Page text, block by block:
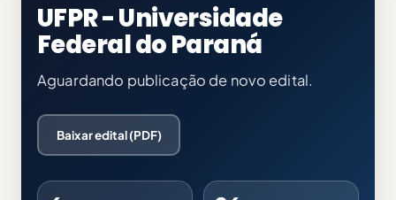
UFPR - Universidade
Federal do Paraná
Aguardando publicação de novo edital.
Baixar edital (PDF)